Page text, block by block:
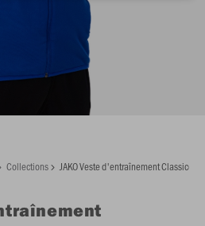
Collections JAKO Veste d'entraînement Classico